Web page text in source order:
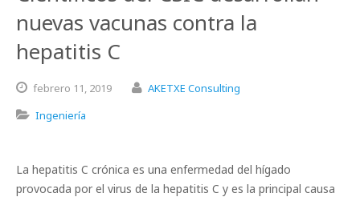
nuevas vacunas contra la
hepatitis C
febrero 11, 2019
AKETXE Consulting
Ingeniería
La hepatitis C crónica es una enfermedad del hígado
provocada por el virus de la hepatitis C y es la principal causa